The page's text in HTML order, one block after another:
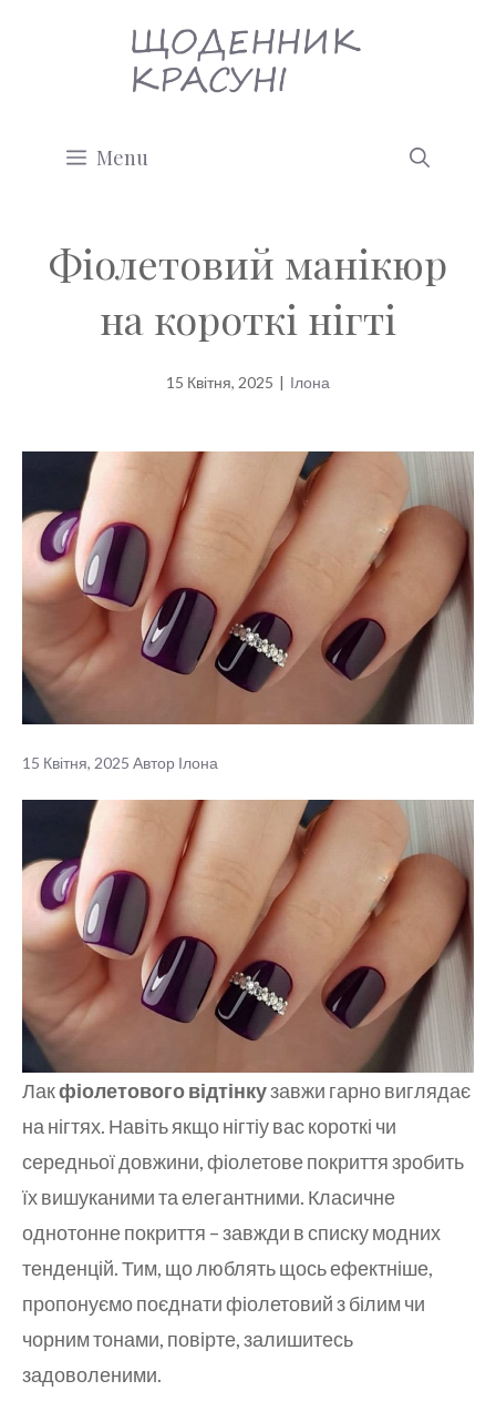
Menu
Фіолетовий манікюр
на короткі нігті
15 Квітня, 2025 | Ілона
15 Квітня, 2025 Автор Ілона
Лакфіолетового відтінкузавжи гарно виглядає
на нігтях. Навіть якщо нігтіу вас короткі чи
середньої довжини, фіолетове покриття зробить
їх вишуканими та елегантними. Класичне
однотонне покриття – завжди в списку модних
тенденцій. Тим, що люблять щось ефектніше,
пропонуємо поєднати фіолетовий з білим чи
чорним тонами, повірте, залишитесь
задоволеними.